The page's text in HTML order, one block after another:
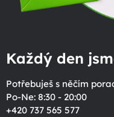
Každý den
Potřebuješ s něčím
Po-Ne: 8:30 - 20:00
+420 737 565 577